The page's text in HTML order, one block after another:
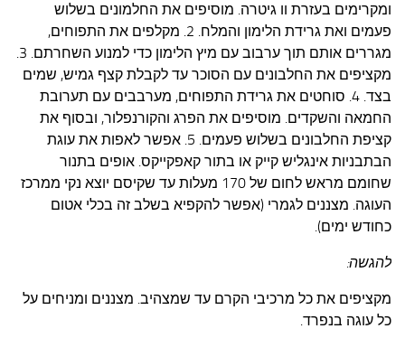
ומקרימים בעזרת וו גיטרה. מוסיפים את החלמונים בשלוש
פעמים ואת גרידת הלימון והמלח.
2. מקלפים את התפוחים,
מגררים אותם תוך ערבוב עם מיץ הלימון כדי למנוע השחרתם.
3.
מקציפים את החלבונים עם הסוכר עד לקבלת קצף גמיש, שמים
בצד.
4. סוחטים את גרידת התפוחים, מערבבים עם תערובת
החמאה והשקדים. מוסיפים את הפרג והקורנפלור, ובסוף את
קציפת החלבונים בשלוש פעמים.
5. אפשר לאפות את עוגת
הבתבניות אינגליש קייק או בתור קאפקייקס. אופים בתנור
שחומם מראש לחום של 170 מעלות עד שקיסם יוצא נקי ממרכז
העוגה. מצננים לגמרי (אפשר להקפיא בשלב זה בכלי אטום
כחודש ימים).
להגשה:
מקציפים את כל מרכיבי הקרם עד שמצהיב. מצננים ומניחים על
כל עוגה בנפרד.